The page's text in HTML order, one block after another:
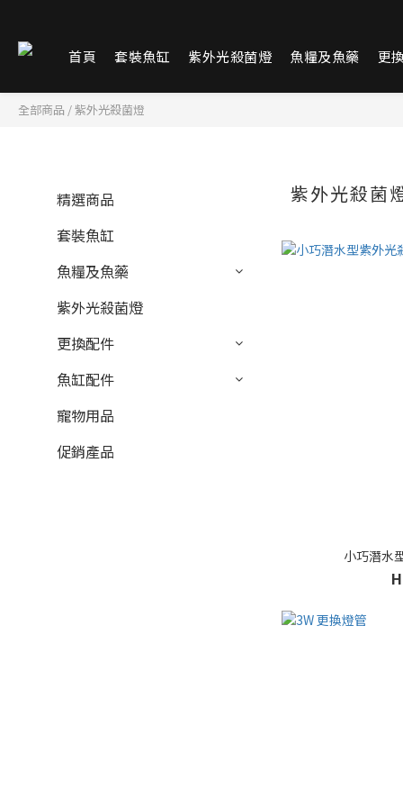
首頁 套裝魚缸 紫外光殺菌燈 魚糧及魚藥 更
全部商品 /紫外光殺菌燈
精選商品
套裝魚缸
魚糧及魚藥
紫外光殺菌燈
更換配件
魚缸配件
寵物用品
促銷產品
紫外光殺菌
小巧潛水